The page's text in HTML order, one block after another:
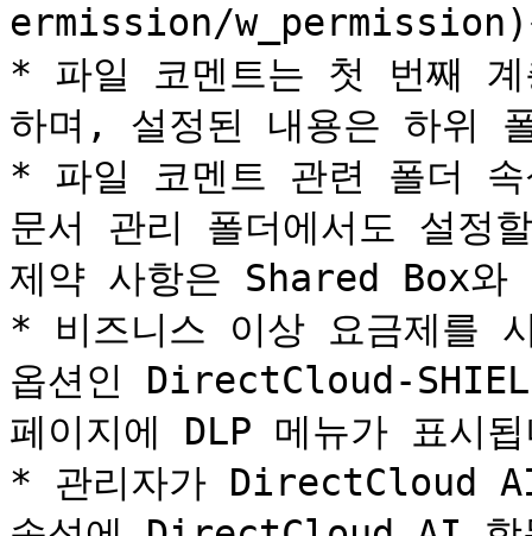
ermission/w_permission)
* 파일 코멘트는 첫 번째
하며, 설정된 내용은 하위
* 파일 코멘트 관련 폴더
문서 관리 폴더에서도 설정
제약 사항은 Shared Box와
* 비즈니스 이상 요금제를
옵션인 DirectCloud-
페이지에 DLP 메뉴가 표시
* 관리자가 DirectCloud